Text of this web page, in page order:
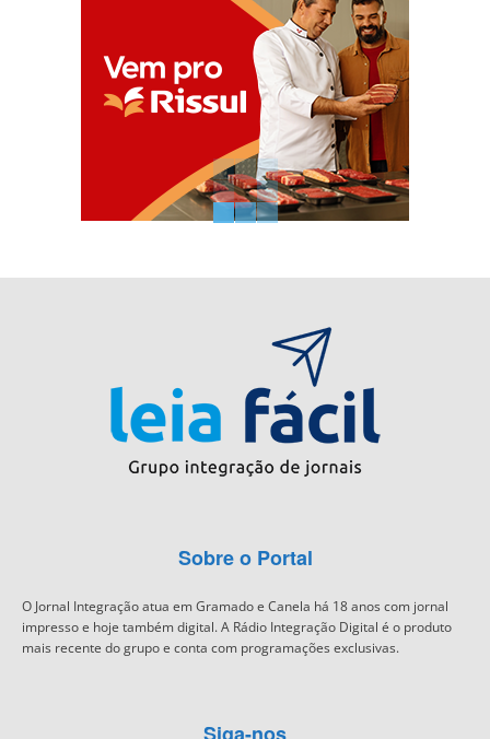
Sobre o Portal
O Jornal Integração atua em Gramado e Canela há 18 anos com jornal
impresso e hoje também digital. A Rádio Integração Digital é o produto
mais recente do grupo e conta com programações exclusivas.